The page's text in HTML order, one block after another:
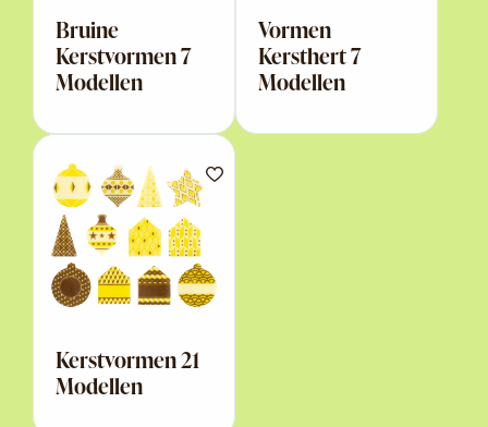
Bruine
Kerstvormen 7
Modellen
Vormen
Kersthert 7
Modellen
Kerstvormen 21
Modellen